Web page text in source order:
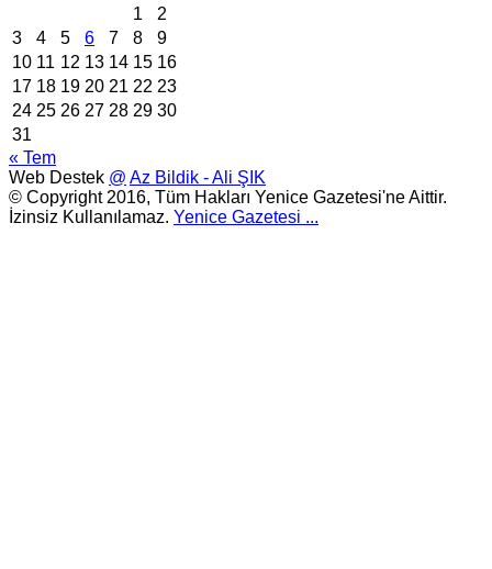
1
2
3
4 5 6 7 8
9
10 11 12 13 14 15 16
17 18 19 20 21 22 23
24 25 26 27 28 29 30
31
« Tem
Web Destek @ Az Bildik - Ali ŞIK
© Copyright 2016, Tüm Hakları Yenice Gazetesi'ne Aittir.
İzinsiz Kullanılamaz. Yenice Gazetesi ...